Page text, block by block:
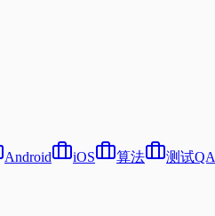
Android iOS 算法 测试QA